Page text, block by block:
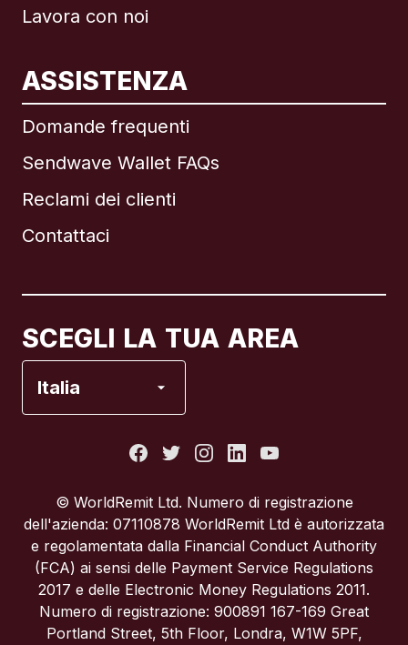
Lavora con noi
ASSISTENZA
Domande frequenti
Sendwave Wallet FAQs
Reclami dei clienti
Contattaci
SCEGLI LA TUA AREA
Italia
Internazionale English
Brasile
Regno Unito
Spagna
© WorldRemit Ltd. Numero di registrazione
dell'azienda: 07110878 WorldRemit Ltd è autorizzata
e regolamentata dalla Financial Conduct Authority
(FCA) ai sensi delle Payment Service Regulations
2017 e delle Electronic Money Regulations 2011.
Numero di registrazione: 900891 167-169 Great
Portland Street, 5th Floor, Londra, W1W 5PF,